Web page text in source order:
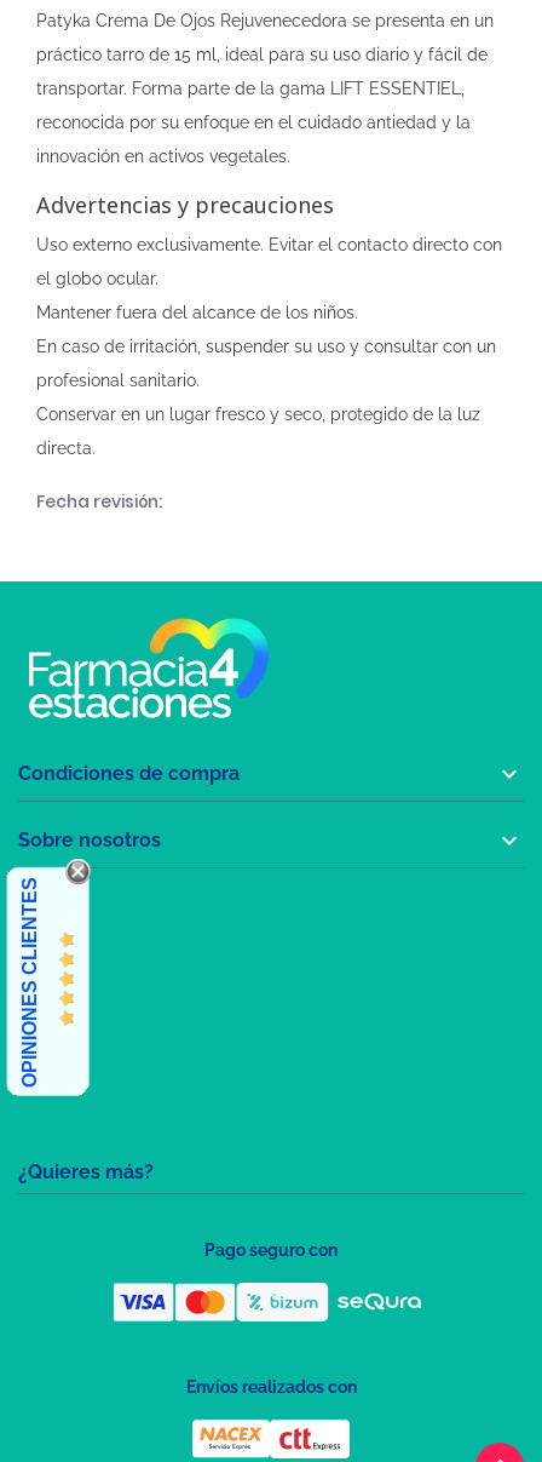
Patyka Crema De Ojos Rejuvenecedora se presenta en un
práctico tarro de 15 ml, ideal para su uso diario y fácil de
transportar. Forma parte de la gama LIFT ESSENTIEL,
reconocida por su enfoque en el cuidado antiedad y la
innovación en activos vegetales.
Advertencias y precauciones
Uso externo exclusivamente. Evitar el contacto directo con
el globo ocular.
Mantener fuera del alcance de los niños.
En caso de irritación, suspender su uso y consultar con un
profesional sanitario.
Conservar en un lugar fresco y seco, protegido de la luz
directa.
Fecha revisión:
¿Quieres más?
Condiciones de compra 
Sobre nosotros 
OPINIONES CLIENTES
Pago seguro con
Envíos realizados con